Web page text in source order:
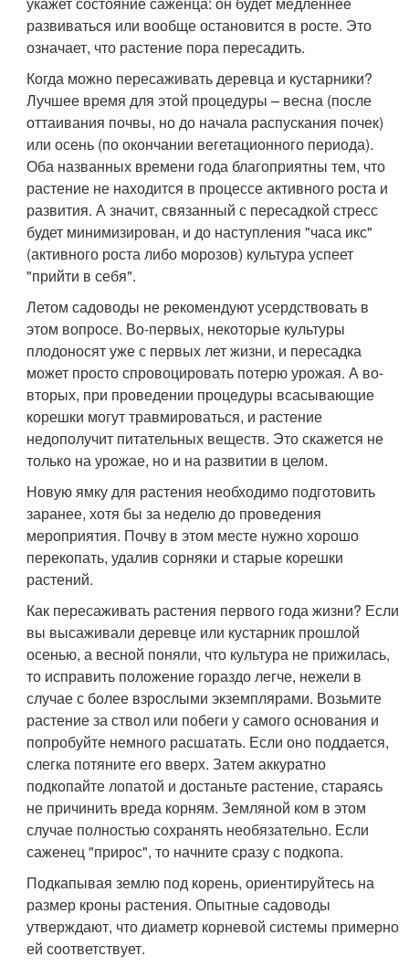
развиваться или вообще остановится в росте. Это
означает, что растение пора пересадить.
Когда можно пересаживать деревца и кустарники?
Лучшее время для этой процедуры – весна (после
оттаивания почвы, но до начала распускания почек)
или осень (по окончании вегетационного периода).
Оба названных времени года благоприятны тем, что
растение не находится в процессе активного роста и
развития. А значит, связанный с пересадкой стресс
будет минимизирован, и до наступления "часа икс"
(активного роста либо морозов) культура успеет
"прийти в себя".
Летом садоводы не рекомендуют усердствовать в
этом вопросе. Во-первых, некоторые культуры
плодоносят уже с первых лет жизни, и пересадка
может просто спровоцировать потерю урожая. А во-
вторых, при проведении процедуры всасывающие
корешки могут травмироваться, и растение
недополучит питательных веществ. Это скажется не
только на урожае, но и на развитии в целом.
Новую ямку для растения необходимо подготовить
заранее, хотя бы за неделю до проведения
мероприятия. Почву в этом месте нужно хорошо
перекопать, удалив сорняки и старые корешки
растений.
Как пересаживать растения первого года жизни? Если
вы высаживали деревце или кустарник прошлой
осенью, а весной поняли, что культура не прижилась,
то исправить положение гораздо легче, нежели в
случае с более взрослыми экземплярами. Возьмите
растение за ствол или побеги у самого основания и
попробуйте немного расшатать. Если оно поддается,
слегка потяните его вверх. Затем аккуратно
подкопайте лопатой и достаньте растение, стараясь
не причинить вреда корням. Земляной ком в этом
случае полностью сохранять необязательно. Если
саженец "прирос", то начните сразу с подкопа.
Подкапывая землю под корень, ориентируйтесь на
размер кроны растения. Опытные садоводы
утверждают, что диаметр корневой системы примерно
ей соответствует.